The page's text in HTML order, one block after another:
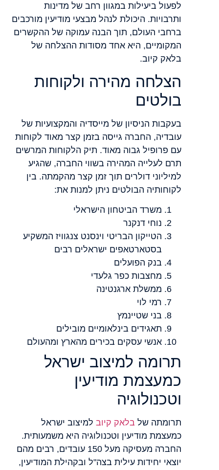
לפעול ביעילות במגוון רחב של מדינות
ותרבויות. היכולת לנהל מבצעי מודיעין מורכבים
ברחבי העולם, תוך הבנה עמוקה של ההקשרים
המקומיים, היא אחד מסודות ההצלחה של
בלאק קיוב.
הצלחה מהירה ולקוחות
בולטים
בעקבות הניסיון של מייסדיה והמקצועיות של
עובדיה, החברה גייסה בזמן קצר מאוד לקוחות
עם פרופיל גבוה מאוד. תיק הלקוחות המרשים
תרם לעלייה המהירה בשווי החברה, שהגיע
למיליוני דולרים תוך זמן קצר מהקמתה. בין
לקוחותיה הבולטים ניתן למנות את:
משרד הביטחון הישראלי
נוחי דנקנר
הטייקון הבריטי וינסנט צנגוויז המשקיע
בסטארטאפים ישראלים רבים
בנק הפועלים
מחצבות כפר גלעדי
ממשלת ארגנטינה
רמי לוי
בני שטיינמץ
תאגידים בינלאומיים מובילים
אנשי עסקים בכירים מהארץ ומהעולם
תרומה למיצוב ישראל
כמעצמת מודיעין
וטכנולוגיה
תרומתה שלבלאק קיוב למיצוב ישראל
כמעצמת מודיעין וטכנולוגיה היא משמעותית.
החברה מעסיקה מעל 150 עובדים, רבים מהם
יוצאי יחידות עילית בצה"ל ובקהילת המודיעין,